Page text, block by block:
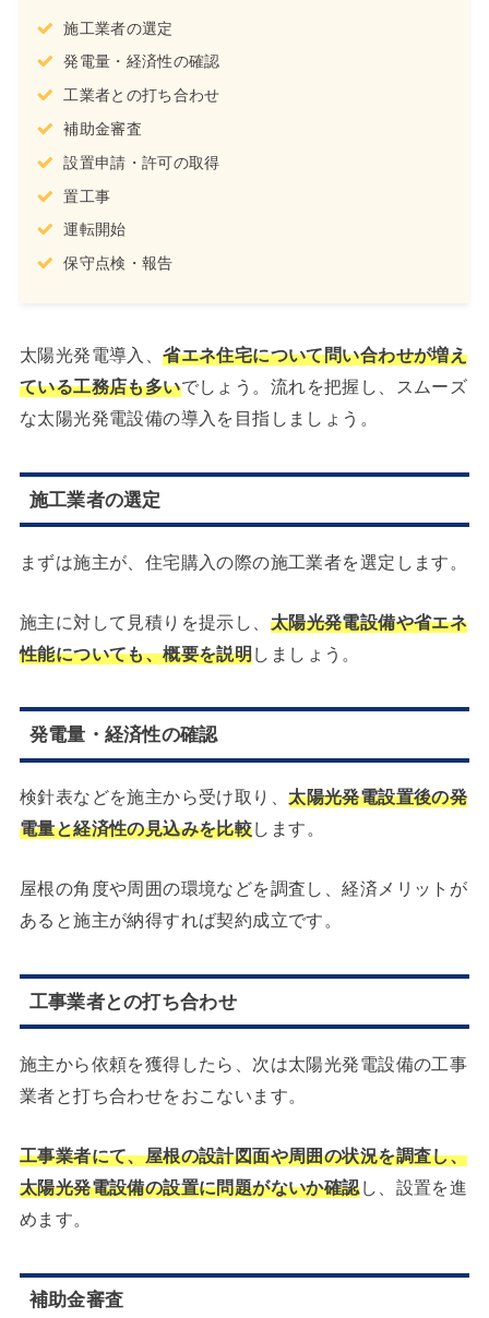
施工業者の選定
発電量・経済性の確認
工業者との打ち合わせ
補助金審査
設置申請・許可の取得
置工事
運転開始
保守点検・報告
太陽光発電導入、省エネ住宅について問い合わせが増え
ている工務店も多いでしょう。流れを把握し、スムーズ
な太陽光発電設備の導入を目指しましょう。
施工業者の選定
まずは施主が、住宅購入の際の施工業者を選定します。
施主に対して見積りを提示し、 太陽光発電設備や省エネ
性能についても、概要を説明しましょう。
発電量・経済性の確認
検針表などを施主から受け取り、 太陽光発電設置後の発
電量と経済性の見込みを比較します。
屋根の角度や周囲の環境などを調査し、経済メリットが
あると施主が納得すれば契約成立です。
工事業者との打ち合わせ
施主から依頼を獲得したら、次は太陽光発電設備の工事
業者と打ち合わせをおこないます。
工事業者にて、屋根の設計図面や周囲の状況を調査し、
太陽光発電設備の設置に問題がないか確認し、設置を進
めます。
補助金審査